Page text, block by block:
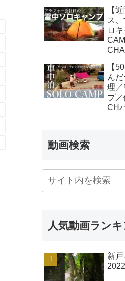
【
ス
ロ
【
ん
理
プ
CH
動画検索
人気動画ランキ
新